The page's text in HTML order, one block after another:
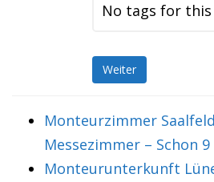
No tags for
Weiter
Monteurzimmer
Messezimmer – Schon
Monteurunterkunft